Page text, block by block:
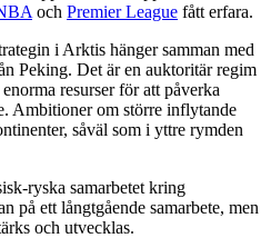
och Premier League fått erfara.
i Arktis hänger samman med
Peking. Det är en auktoritär regim
resurser för att påverka
Ambitioner om större inflytande
såväl som i yttre rymden
ryska samarbetet kring
på ett långtgående samarbete, men
och utvecklas.